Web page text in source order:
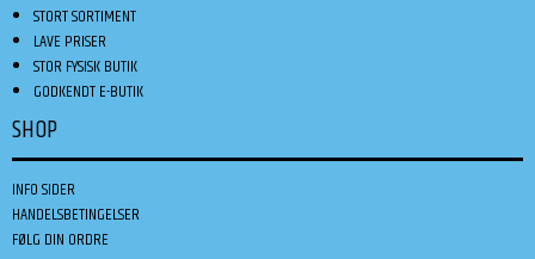
STORT SORTIMENT
LAVE PRISER
STOR FYSISK BUTIK
GODKENDT E-BUTIK
SHOP
INFO SIDER
HANDELSBETINGELSER
FØLG DIN ORDRE